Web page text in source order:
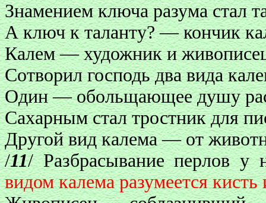
Знамением ключа разума стал
А ключ к таланту? — кончик
Калем — художник и
Сотворил господь два вида
Один — обольщающее душу
Сахарным стал тростник для
Другой вид калема — от
/11/ Разбрасывание перлов у
видом калема разумеется кисть